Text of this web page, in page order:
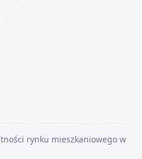
rynku mieszkaniowego w